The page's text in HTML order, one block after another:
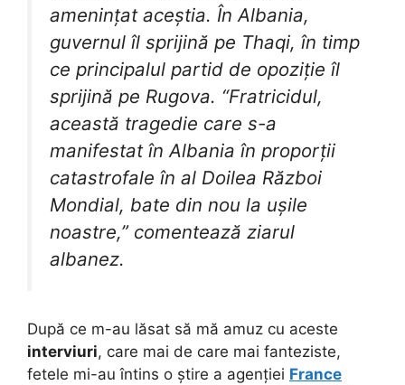
amenințat aceștia. În Albania,
guvernul îl sprijină pe Thaqi, în timp
ce principalul partid de opoziție îl
sprijină pe Rugova. “Fratricidul,
această tragedie care s-a
manifestat în Albania în proporții
catastrofale în al Doilea Război
Mondial, bate din nou la ușile
noastre,” comentează ziarul
albanez.
După ce m-au lăsat să mă amuz cu aceste
interviuri, care mai de care mai fanteziste,
fetele mi-au întins o știre a agenției France